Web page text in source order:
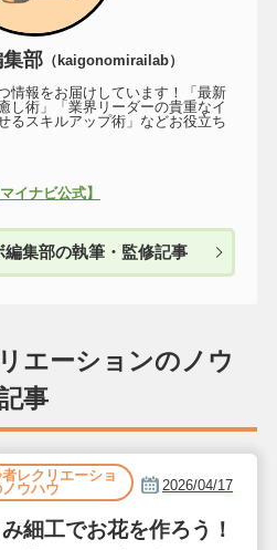
部（kaigonomirailab）
情報をお届けしています！「最新
し術」「業界リーダーの貴重なイ
るスキルアップ術」などお役立ち
イナビ公式】
集部の執筆・監修記事
エーションのノウ
事
レクリエーショ
ウハウ
2026/04/17
細工でお花を作ろう！